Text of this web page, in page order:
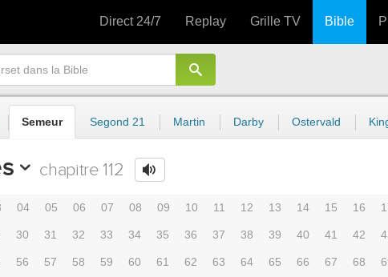
Direct 24/7 Replay Grille TV Bible
Semeur Segond 21 Martin Darby Ostervald
chapitre 112
04 05 06 07 08 09 10 11 12 13 14 15 16
30 31 32 33 34 35 36 37 38 39 40 41 42
56 57 58 59 60 61 62 63 64 65 66 67 68